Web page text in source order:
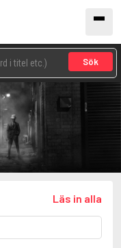
Sök
Läs in alla